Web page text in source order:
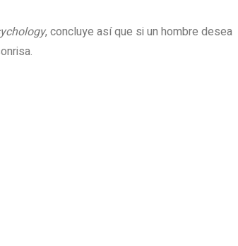
, concluye así que si un hombre desea